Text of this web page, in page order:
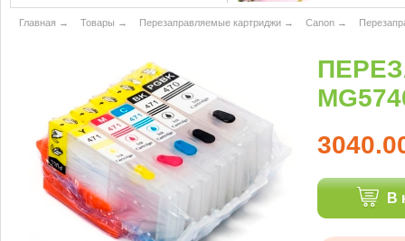
Главная → Товары → Перезаправляемые картриджи → Canon →
В